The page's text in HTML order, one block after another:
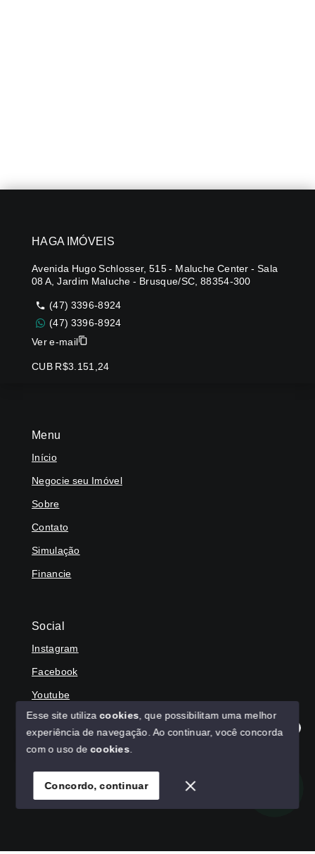
Olá! Agradecemos seu contato, como podemos ajudar?
Menu
Início
Negocie seu Imóvel
Sobre
Contato
Simulação
Financie
Social
Instagram
Facebook
Youtube
© Copyright 2026 - HAGA IMÓVEIS - Todos os direitos
SITE PARA IMOBILIARIA
HAGA IMÓVEIS
Avenida Hugo Schlosser, 515 - Maluche Center - Sala
08 A, Jardim Maluche - Brusque/SC, 88354-300
(47) 3396-8924
(47) 3396-8924
Ver e-mail
CUB R$3.151,24
Esse site utilizacookies , que possibilitam uma melhor
experiência de navegação. Ao continuar, você concorda
com o uso decookies
Concordo, continuar